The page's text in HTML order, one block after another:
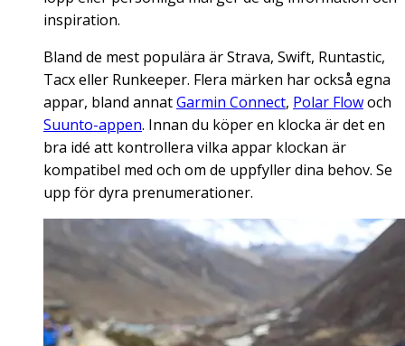
inspiration.
Bland de mest populära är Strava, Swift, Runtastic,
Tacx eller Runkeeper. Flera märken har också egna
appar, bland annatGarmin Connect, Polar Flowoch
Suunto-appen. Innan du köper en klocka är det en
bra idé att kontrollera vilka appar klockan är
kompatibel med och om de uppfyller dina behov. Se
upp för dyra prenumerationer.